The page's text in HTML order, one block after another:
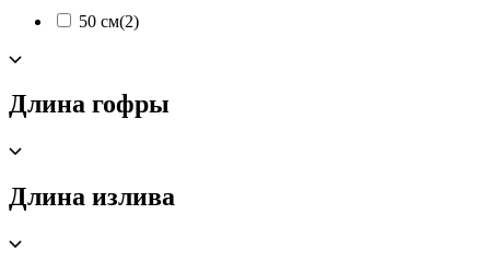
50 см(2)
Длина гофры
Длина излива